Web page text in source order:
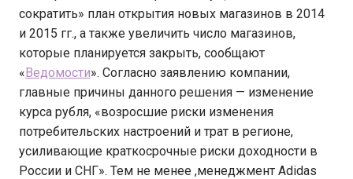
сократить» план открытия новых магазинов в 2014
и 2015 гг., а также увеличить число магазинов,
которые планируется закрыть, сообщают
«Ведомости». Согласно заявлению компании,
главные причины данного решения — изменение
курса рубля, «возросшие риски изменения
потребительских настроений и трат в регионе,
усиливающие краткосрочные риски доходности в
России и СНГ». Тем не менее ,менеджмент Adidas